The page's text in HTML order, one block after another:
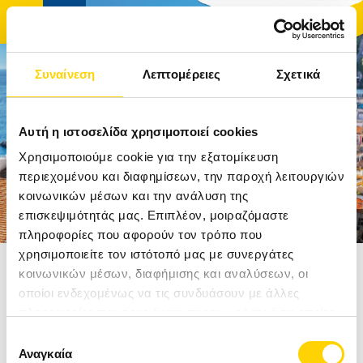
Συναίνεση Λεπτομέρειες Σχετικά
Αυτή η ιστοσελίδα χρησιμοποιεί cookies
Χρησιμοποιούμε cookie για την εξατομίκευση
περιεχομένου και διαφημίσεων, την παροχή λειτουργιών
κοινωνικών μέσων και την ανάλυση της
επισκεψιμότητάς μας. Επιπλέον, μοιραζόμαστε
πληροφορίες που αφορούν τον τρόπο που
χρησιμοποιείτε τον ιστότοπό μας με συνεργάτες
κοινωνικών μέσων, διαφήμισης και αναλύσεων, οι
οποίοι ενδεχομένως να τις συνδυάσουν με άλλες
των υπηρεσιών τους.
συγκατάθεσης
Αναγκαία
ΑΡΧΙΚΉ
ΤΑΞΊΔΙΑ
ΑΚΤΟΠΛΟΪΚΆ ΕΙΣΙΤΉΡΙΑ
ΚΡΟΥΑΖΙΕΡΕΣ
ΞΕΝΟΔΟΧΕΊΑ
Αρχική Ταξίδια Δυτική Ευρώπη Ιταλία
ΝΑΠΟΛΗ